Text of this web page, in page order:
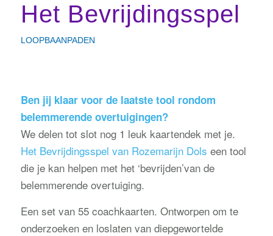
Het Bevrijdingsspel
LOOPBAANPADEN
Ben jij klaar voor de laatste tool rondom
belemmerende overtuigingen?
We delen tot slot nog 1 leuk kaartendek met je.
Het Bevrijdingsspel van Rozemarijn Dols een tool
die je kan helpen met het ‘bevrijden’van de
belemmerende overtuiging.
Een set van 55 coachkaarten. Ontworpen om te
onderzoeken en loslaten van diepgewortelde